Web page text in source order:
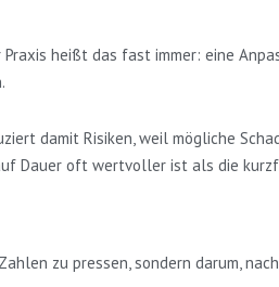
heißt das fast immer: eine
damit Risiken, weil mögliche
Dauer oft wertvoller ist als die
zu pressen, sondern darum,